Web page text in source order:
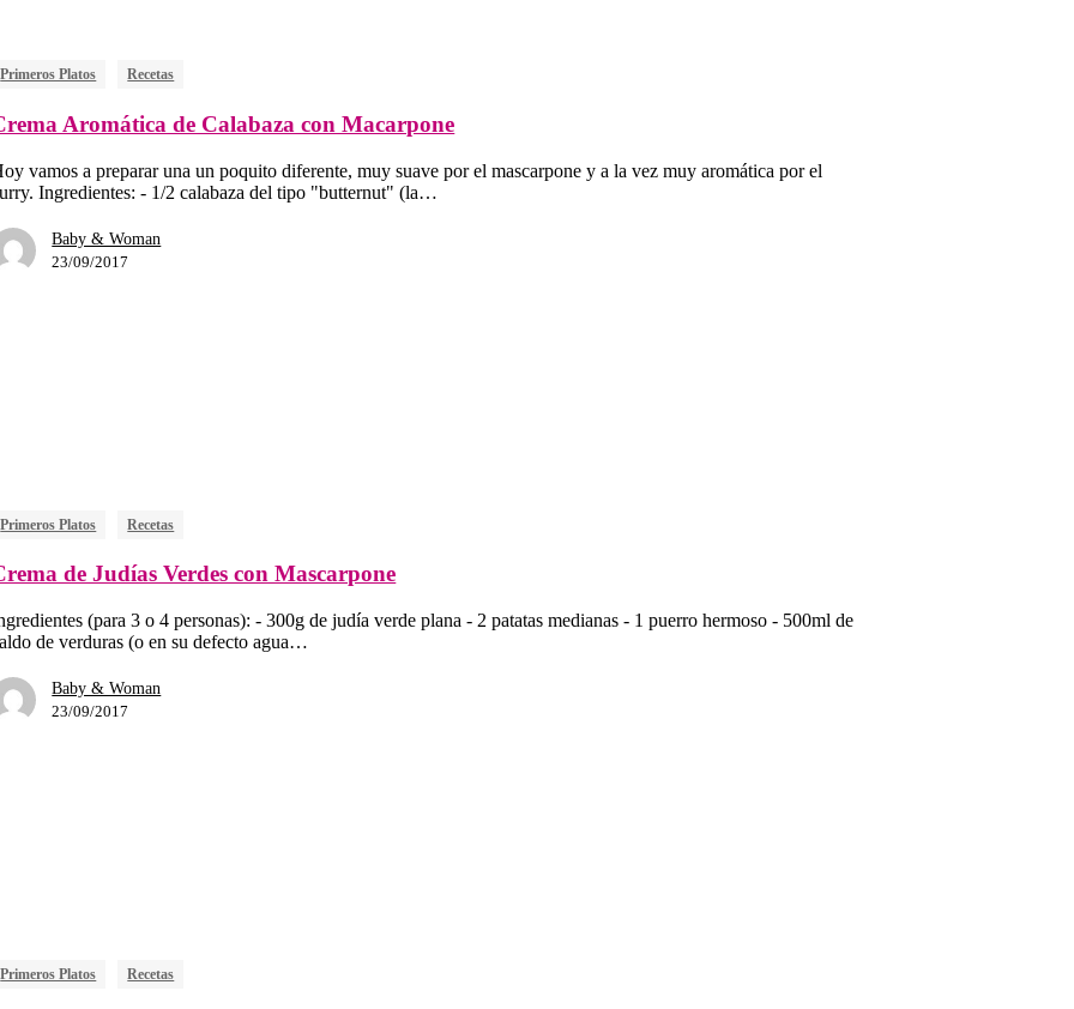
Primeros Platos Recetas
Aromática de Calabaza con Macarpone
vamos a preparar una un poquito diferente, muy suave por el mascarpone y a la vez muy aromática por el
Ingredientes: - 1/2 calabaza del tipo "butternut" (la…
Baby & Woman
23/09/2017
Primeros Platos Recetas
de Judías Verdes con Mascarpone
(para 3 o 4 personas): - 300g de judía verde plana - 2 patatas medianas - 1 puerro hermoso - 500ml de
de verduras (o en su defecto agua…
Baby & Woman
23/09/2017
Primeros Platos Recetas